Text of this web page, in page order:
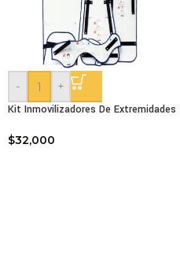
-
+
Kit Inmovilizadores De Extremidades
$32,000